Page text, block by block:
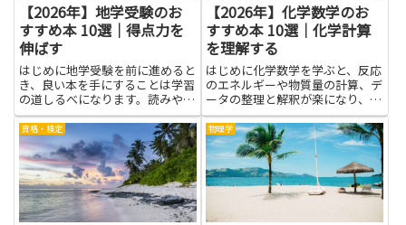
【2026年】地学受験のお
すすめ本 10選｜得点力を
伸ばす
はじめに地学受験を前に進めると
き、良い本を手にすることは学習
の道しるべになります。読みやす
い解説は地層のしくみや天体の動
き、地図の使い方を分かりやすく
整理してくれます。基礎が固まれ
ば、問題を解くときの考え方が身
につき、覚えた内容を長く記憶
に...
【2026年】化学数学のお
すすめ本 10選｜化学計算
を理解する
はじめに化学数学を学ぶと、反応
のエネルギーや物質量の計算、デ
ータの整理と解釈が楽になり、授
業や研究の理解が深まります。化
学計算を理解する力は、教科書の
理論と実験結果を結びつけ、現象
をより明確に説明できるようにし
ます。数式で物事を整理する習
慣...
資格・検定 物理学